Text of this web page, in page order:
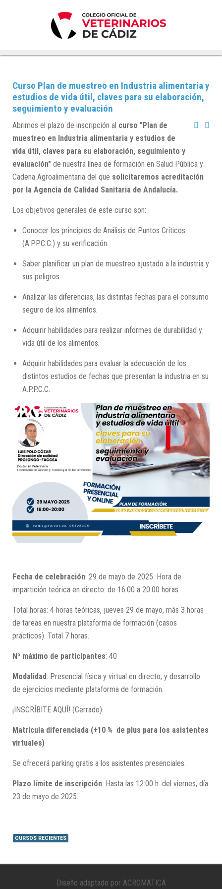
Curso Plan de muestreo en Industria alimentaria y
estudios de vida útil, claves para su elaboración,
seguimiento y evaluación
Abrimos el plazo de inscripción al curso "Plan de
muestreo en Industria alimentaria y estudios de
vida útil, claves para su elaboración, seguimiento y
evaluación" de nuestra línea de formación en Salud Pública y
Cadena Agroalimentaria del que solicitaremos acreditación
por la Agencia de Calidad Sanitaria de Andalucía.
Los objetivos generales de este curso son:
Conocer los principios de Análisis de Puntos Críticos
(A.P.P.C.C.) y su verificación.
Saber planificar un plan de muestreo ajustado a la industria y
sus peligros.
Analizar las diferencias, las distintas fechas para el consumo
seguro de los alimentos.
Adquirir habilidades para realizar informes de durabilidad y
vida útil de los alimentos.
Adquirir habilidades para evaluar la adecuación de los
distintos estudios de fechas que presentan la industria en su
A.P.P.C.C.
Fecha de celebración: 29 de mayo de 2025. Hora de
impartición teórica en directo: de 16:00 a 20:00 horas.
Total horas: 4 horas teóricas, jueves 29 de mayo, más 3 horas
de tareas en nuestra plataforma de formación (casos
prácticos). Total 7 horas.
Nº máximo de participantes: 40
Modalidad: Presencial física y virtual en directo, y desarrollo
de ejercicios mediante plataforma de formación.
¡INSCRÍBITE AQUÍ! (Cerrado)
Matrícula diferenciada (+10 % de plus para los asistentes
virtuales)
Se ofrecerá parking gratis a los asistentes presenciales.
Plazo límite de inscripción: Hasta las 12:00 h. del viernes, día
23 de mayo de 2025.
CURSOS RECIENTES
Diseño adaptado por ACROMATICA